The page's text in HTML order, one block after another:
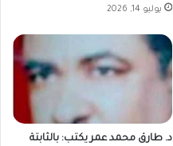
يوليو 14, 2026
د. طارق محمد عمر يكتب: بالثابتة